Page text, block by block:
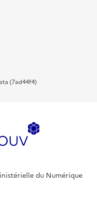
(7ad44f4)
du Numérique